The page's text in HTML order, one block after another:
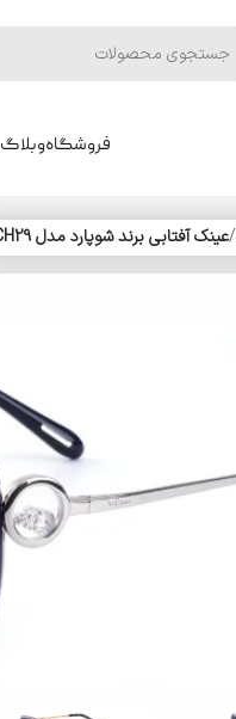
فروشگاهوبلاگ
/عینک آفتابی برند شوپارد مدل SCH29